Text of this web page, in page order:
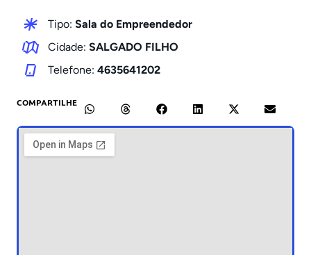
Tipo: Sala do Empreendedor
Cidade: SALGADO FILHO
Telefone: 4635641202
COMPARTILHE